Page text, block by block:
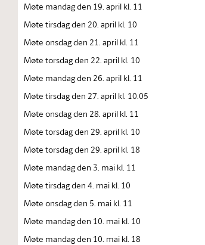
Møte mandag den 19. april kl. 11
Møte tirsdag den 20. april kl. 10
Møte onsdag den 21. april kl. 11
Møte torsdag den 22. april kl. 10
Møte mandag den 26. april kl. 11
Møte tirsdag den 27. april kl. 10.05
Møte onsdag den 28. april kl. 11
Møte torsdag den 29. april kl. 10
Møte torsdag den 29. april kl. 18
Møte mandag den 3. mai kl. 11
Møte tirsdag den 4. mai kl. 10
Møte onsdag den 5. mai kl. 11
Møte mandag den 10. mai kl. 10
Møte mandag den 10. mai kl. 18